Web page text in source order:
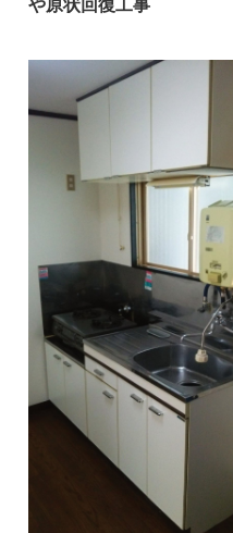
足立区 葛飾区 八
市 越谷市 川口
や原状回復工事